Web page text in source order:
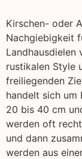
Kirschen- oder
Nachgiebigkeit
Landhausdielen
rustikalen Style
freiliegenden
handelt sich
20 bis 40 cm
werden oft
und dann
werden aus